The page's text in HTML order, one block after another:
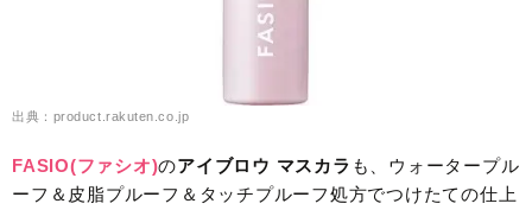
出典：product.rakuten.co.jp
FASIO(ファシオ)のアイブロウ マスカラ も、ウォータープル
ーフ＆皮脂プルーフ＆タッチプルーフ処方でつけたての仕上